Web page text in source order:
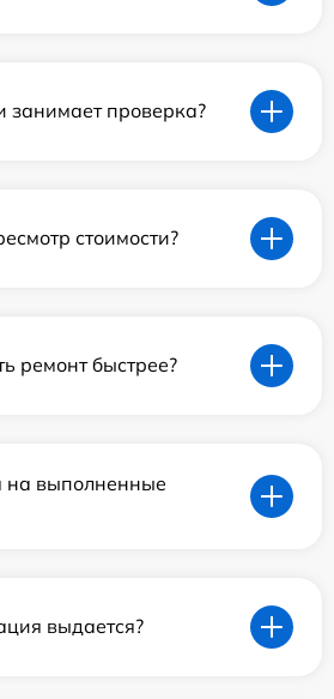
занимает проверка?
стоимости?
ремонт быстрее?
на выполненные
выдается?